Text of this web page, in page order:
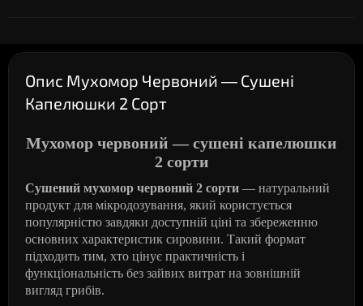
Опис Мухомор Червоний — Сушені
Капелюшки 2 Сорт
Мухомор червоний — сушені капелюшки
2 сорти
Сушений мухомор червоний 2 сорти — натуральний
продукт для мікродозування, який користується
популярністю завдяки доступній ціні та збереженню
основних характеристик сировини. Такий формат
підходить тим, хто цінує практичність і
функціональність без зайвих витрат на зовнішній
вигляд грибів.